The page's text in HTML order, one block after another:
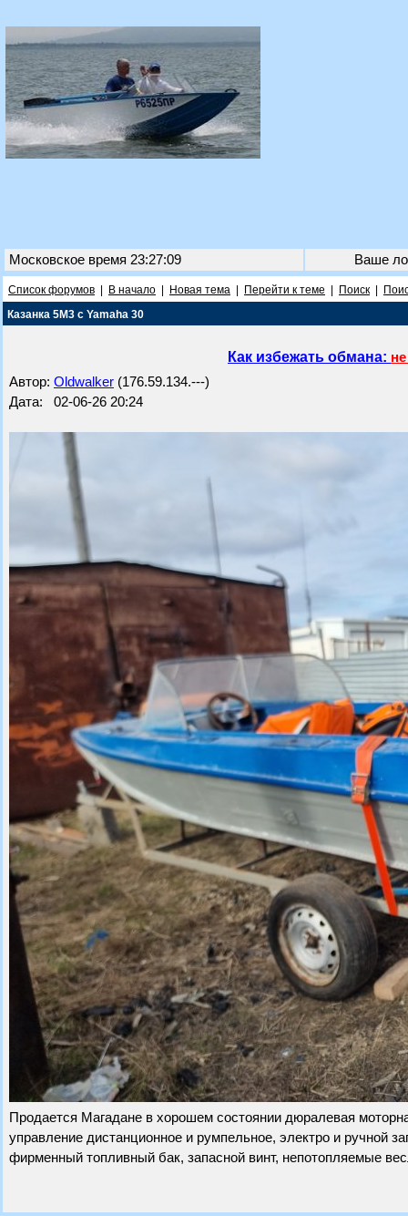
Московское время 23:27:09 Ваше
Список форумов В начало Новая тема Перейти к теме Поиск
Казанка 5М3 с Yamaha 30
Как избежать обмана:
Автор: Oldwalker (176.59.134.---)
Дата: 02-06-26 20:24
Продается Магадане в хорошем состоянии дюралевая
управление дистанционное и румпельное, электро и ручной
фирменный топливный бак, запасной винт, непотопляемые